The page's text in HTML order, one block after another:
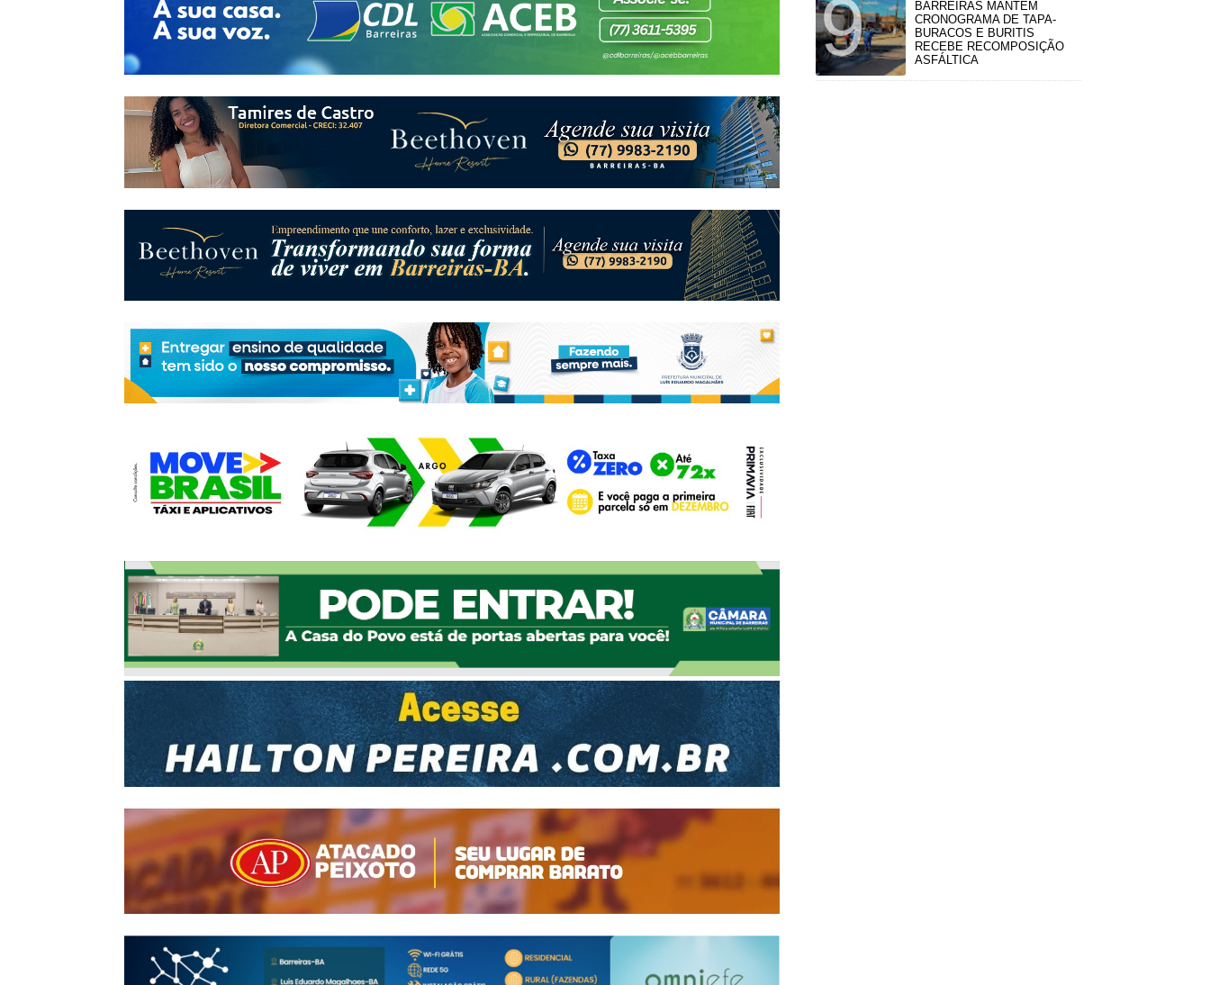
BARREIRAS MANTÉM
CRONOGRAMA DE TAPA-
BURACOS E BURITIS
RECEBE RECOMPOSIÇÃO
ASFÁLTICA